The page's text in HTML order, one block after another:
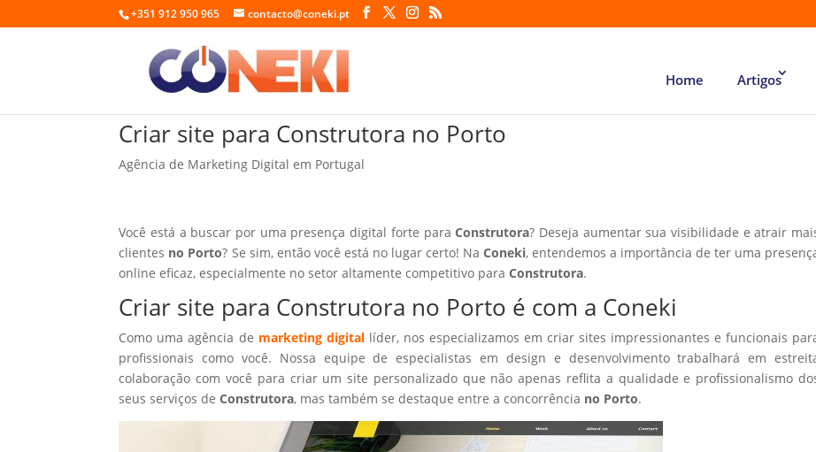
+351 912 950 965 contacto@coneki.pt
Home Artigos
Criar site para Construtora no Porto
Agência de Marketing Digital em Portugal
Você está a buscar por uma presença digital forte paraConstrutora? Deseja aumentar sua visibilidade e atrair
clientes no Porto? Se sim, então você está no lugar certo! Na Coneki, entendemos a importância de ter uma
online eficaz, especialmente no setor altamente competitivo paraConstrutora.
Criar site para Construtora no Porto é com a Coneki
Como uma agência de marketing digitallíder, nos especializamos em criar sites impressionantes e funcionais
profissionais como você. Nossa equipe de especialistas em design e desenvolvimento trabalhará em
colaboração com você para criar um site personalizado que não apenas reflita a qualidade e profissionalismo
seus serviços deConstrutora, mas também se destaque entre a concorrência no Porto.